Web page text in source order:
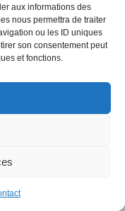
aux informations des
nous permettra de traiter
ou les ID uniques
son consentement peut
et fonctions.
Solidaris